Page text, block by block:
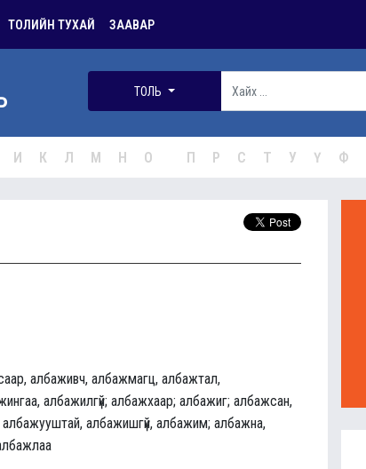
ТОЛИЙН ТУХАЙ ЗААВАР
ТОЛЬ
И К Л М Н О П Р С Т У Ү Ф
албаживч, албажмагц, албажтал,
албажилгүй; албажхаар; албажиг; албажсан,
албажишгүй, албажим; албажна,